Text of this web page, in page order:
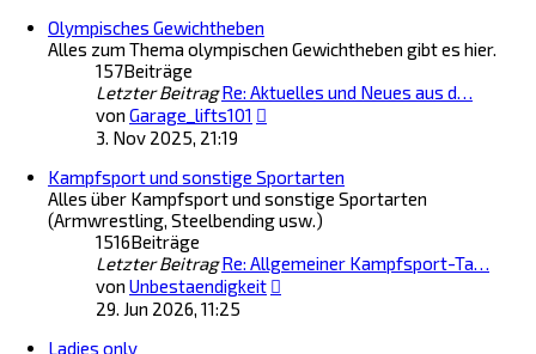
t
r
g
e
s
e
r
B
i
t
r
a
g
Olympisches Gewichtheben
Alles zum Thema olympischen Gewichtheben gibt es hier.
157Beiträge
Letzter Beitrag Re: Aktuelles und Neues aus d…
von Garage_lifts101
e
s
t
r
B
3. Nov 2025, 21:19
Kampfsport und sonstige Sportarten
Alles über Kampfsport und sonstige Sportarten
(Armwrestling, Steelbending usw.)
1516Beiträge
Letzter Beitrag Re: Allgemeiner Kampfsport-Ta…
von Unbestaendigkeit
29. Jun 2026, 11:25
Ladies only